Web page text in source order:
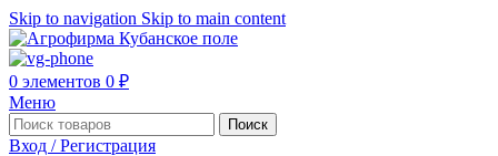
Skip to navigation Skip to main content
0 элементов 0 ₽
Меню
Поиск
Вход / Регистрация